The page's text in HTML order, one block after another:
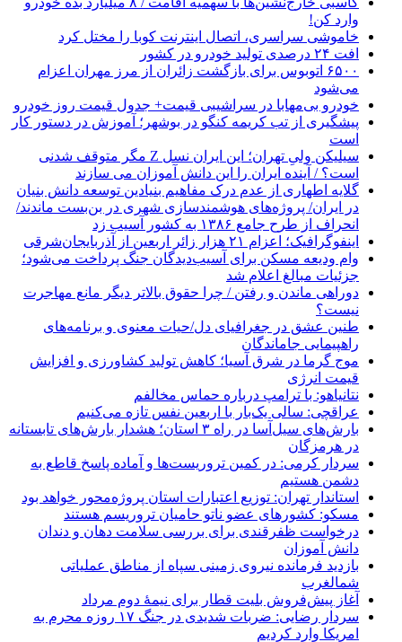
وارد کن!
خاموشی سراسری، اتصال اینترنت کوبا را مختل کرد
افت ۲۴ درصدی تولید خودرو در کشور
۶۵۰۰ اتوبوس برای بازگشت زائران از مرز مهران اعزام
می‌شود
خودرو بی‌مهابا در سراشیبی قیمت+ جدول قیمت روز خودرو
پیشگیری از تب کریمه کنگو در بوشهر؛ آموزش در دستور کار
است
سیلیکن ولیِ تهران؛ این ایران نسل Z مگر متوقف شدنی
است؟ / آینده ایران را این دانش آموزان می سازند
گلایه اطهاری از عدم درک مفاهیم بنیادین توسعه دانش بنیان
در ایران/ پروژه‌های هوشمندسازی شهری در بن‌بست ماندند/
انحراف از طرح جامع ۱۳۸۶ به کشور آسیب زد
اینفوگرافیک؛ اعزام ۲۱ هزار زائر اربعین از آذربایجان‌شرقی
وام ودیعه مسکن برای آسیب‌دیدگان جنگ پرداخت می‌شود؛
جزئیات مبالغ اعلام شد
دوراهی ماندن و رفتن / چرا حقوق بالاتر دیگر مانع مهاجرت
نیست؟
طنین عشق در جغرافیای دل/حیات معنوی و برنامه‌های
راهپیمایی جاماندگان
موج گرما در شرق آسیا؛ کاهش تولید کشاورزی و افزایش
قیمت انرژی
نتانیاهو: با ترامپ درباره حماس مخالفم
عراقچی: سالی یک‌بار با اربعین نفس تازه می‌کنیم
بارش‌های سیل‌آسا در راه ۳ استان؛ هشدار بارش‌های تابستانه
در هرمزگان
سردار کرمی: در کمین تروریست‌ها و آماده پاسخ قاطع به
دشمن هستیم
استاندار تهران: توزیع اعتبارات استان پروژه‌محور خواهد بود
مسکو: کشورهای عضو ناتو حامیان تروریسم هستند
درخواست ظفرقندی برای بررسی سلامت دهان و دندان
دانش آموزان
بازدید فرمانده نیروی زمینی سپاه از مناطق عملیاتی
شمالغرب
آغاز پیش‌فروش بلیت قطار برای نیمۀ دوم مرداد
سردار رضایی: ضربات شدیدی در جنگ ۱۷ روزه محرم به
امریکا وارد کردیم